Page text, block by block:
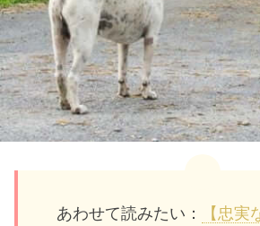
あわせて読みたい：
【忠